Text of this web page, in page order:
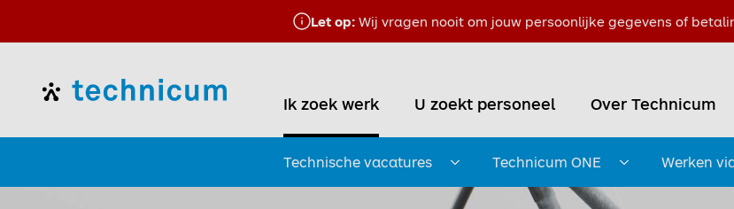
Let op:Wij vragen nooit om jouw persoonlijke gegevens of
Home Ik zoek werk U zoekt personeel Over Technicum
Technische vacatures
Technicum ONE
Werken